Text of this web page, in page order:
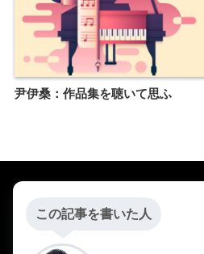
尹伊桑：作品集を聴いて思ふ
この記事を書いた人